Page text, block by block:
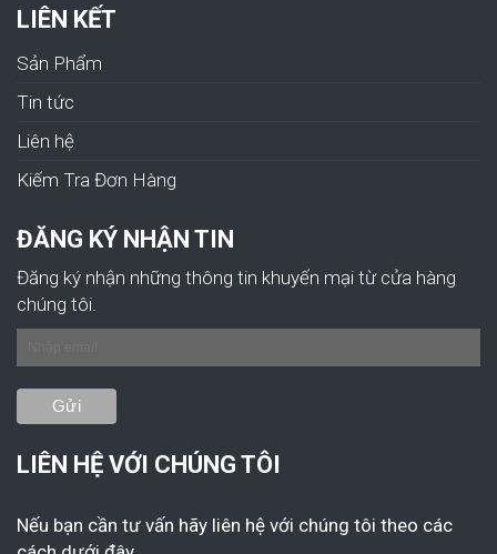
LIÊN KẾT
Sản Phẩm
Tin tức
Liên hệ
Kiếm Tra Đơn Hàng
ĐĂNG KÝ NHẬN TIN
Đăng ký nhận những thông tin khuyến mại từ cửa hàng
chúng tôi.
LIÊN HỆ VỚI CHÚNG TÔI
Nếu bạn cần tư vấn hãy liên hệ với chúng tôi theo các